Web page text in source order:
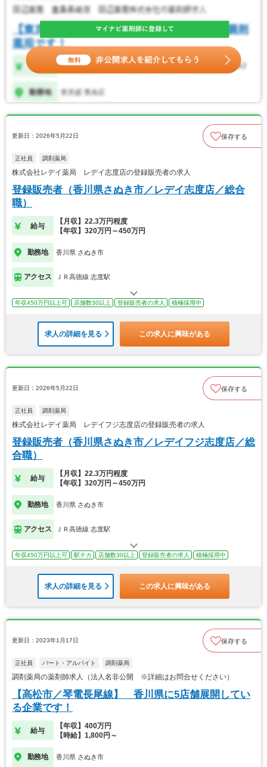
更新日：2026年5月22日 保存する
正社員 調剤薬局
株式会社レデイ薬局 レデイ志度店の登録販売者の求人
登録販売者（香川県さぬき市／レデイ志度店／総合
職）
給与
【月収】22.3万円程度
【年収】320万円～450万円
勤務地 香川県 さぬき市
アクセス ＪＲ高徳線 志度駅
年収450万円以上可 店舗数30以上 登録販売者の求人 積極採用中
求人の詳細を見る この求人に興味がある
更新日：2026年5月22日 保存する
正社員 調剤薬局
株式会社レデイ薬局 レデイフジ志度店の登録販売者の求人
登録販売者（香川県さぬき市／レデイフジ志度店／総
合職）
給与
【月収】22.3万円程度
【年収】320万円～450万円
勤務地 香川県 さぬき市
アクセス ＪＲ高徳線 志度駅
年収450万円以上可 駅チカ 店舗数30以上 登録販売者の求人 積極採用中
求人の詳細を見る この求人に興味がある
更新日：2023年1月17日 保存する
正社員 パート・アルバイト 調剤薬局
調剤薬局の薬剤師求人（法人名非公開 ※詳細はお問合せください）
【高松市／琴電長尾線】 香川県に5店舗展開してい
る企業です！
給与
【年収】400万円
【時給】1,800円～
勤務地 香川県 さぬき市